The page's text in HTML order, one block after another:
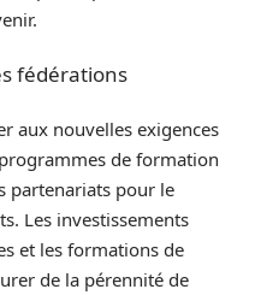
fédérations
aux nouvelles exigences
de formation
partenariats pour le
Les investissements
et les formations de
de la pérennité de